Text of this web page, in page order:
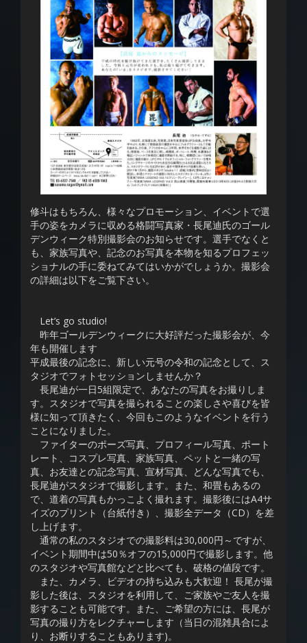
修斗はもちろん、様々なプロモーション、イベントで選
手の姿をカメラに収める格闘写真家・長尾迪氏のゴール
デンウィーク特別撮影会のお知らせです。選手でなくと
も、家族写真や、記念のお写真を本物を知るプロフェッ
ショナルの手に委ねてみてはいかがでしょうか。撮影会
の詳細は以下をご覧下さい。
Let’s go studio!
昨年ゴールデンウィークに大好評だった撮影会が、今
年も開催します
平成最後の記念に、新しい元号の令和の記念として、ス
タジオでフォトセッションしませんか？
長尾迪が一日5組限定で、あなたの写真をお撮りしま
す。スタジオで写真を撮られることの楽しさや喜びを皆
様に知って頂きたく、今回もこのようなイベントを行う
ことになりました。
ファイターのポーズ写真、プロフィール写真、ポート
レート、コスプレ写真、家族写真、ペットと一緒の写
真、お友達との記念写真、宣材写真、どんな写真でも、
長尾迪がスタジオで撮影します。また、和畳もあるの
で、道着の写真もかっこよく撮れます。撮影後にはA4サ
イズのプリント（台紙付き）、撮影全データ（CD）を差
し上げます。
通常の私のスタジオでの撮影料は30,000円～ですが、
イベント期間中は50％オフの15,000円で撮影します。他
のスタジオや写真館などと比べても、破格の値段です。
また、カメラ、ビデオの持ち込みも大歓迎！ 長尾が撮
影した後は、スタジオを利用して、ご家族やご友人を撮
影することも可能です。また、ご希望の方には、長尾が
写真の撮り方をレクチャーします（当日の混雑具合によ
り、お断りすることもあります)。